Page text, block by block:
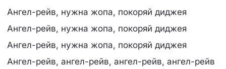
Ангел-рейв, нужна жопа, покоряй диджея
Ангел-рейв, нужна жопа, покоряй диджея
Ангел-рейв, нужна жопа, покоряй диджея
Ангел-рейв, ангел-рейв, ангел-рейв, ангел-рейв